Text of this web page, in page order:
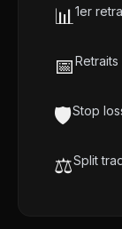
📊1er
📅
🛡️Stop
⚖️Split